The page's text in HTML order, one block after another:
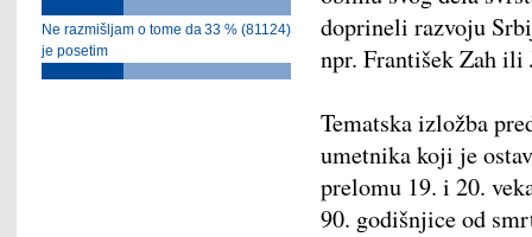
doprineli razvoju
npr. František Zah ili
Tematska izložba
umetnika koji je
prelomu 19. i 20.
90. godišnjice od
33 % (81124)
Ne razmišljam o tome da
je posetim